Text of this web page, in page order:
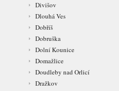
Divišov
Dlouhá Ves
Dobříš
Dobruška
Dolní Kounice
Domažlice
Doudleby nad Orlicí
Dražkov